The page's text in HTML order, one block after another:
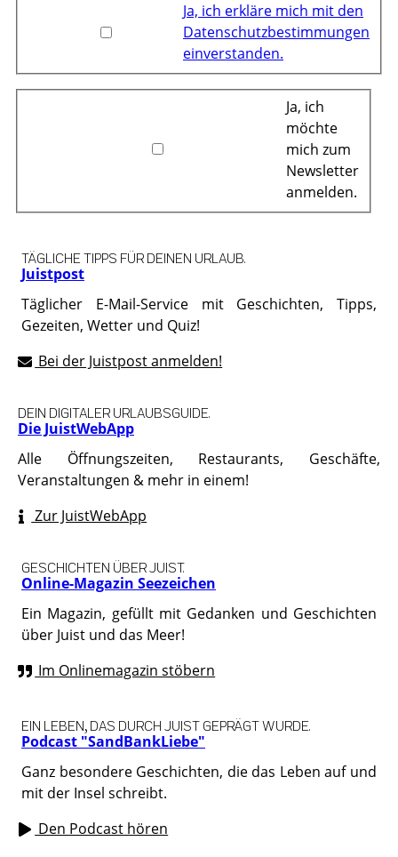
Ja, ich erkläre mich mit den
Datenschutzbestimmungen
einverstanden.
Ja, ich
möchte
mich zum
Newsletter
anmelden.
Juistpost
TÄGLICHE TIPPS FÜR DEINEN URLAUB.
Täglicher E-Mail-Service mit Geschichten, Tipps,
Gezeiten, Wetter und Quiz!
Bei der Juistpost anmelden!
Die JuistWebApp
DEIN DIGITALER URLAUBSGUIDE.
Alle Öffnungszeiten, Restaurants, Geschäfte,
Veranstaltungen & mehr in einem!
Zur JuistWebApp
Online-Magazin Seezeichen
GESCHICHTEN ÜBER JUIST.
Ein Magazin, gefüllt mit Gedanken und Geschichten
über Juist und das Meer!
Im Onlinemagazin stöbern
Podcast "SandBankLiebe"
EIN LEBEN, DAS DURCH JUIST GEPRÄGT WURDE.
Ganz besondere Geschichten, die das Leben auf und
mit der Insel schreibt.
Den Podcast hören